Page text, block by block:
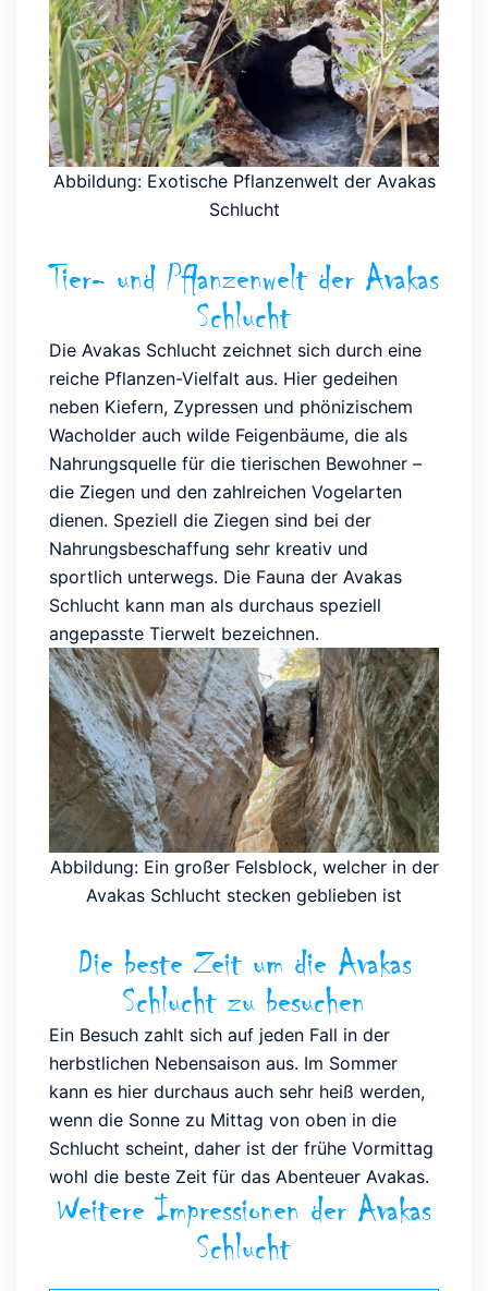
Abbildung: Exotische Pflanzenwelt der Avakas
Schlucht
Tier- und Pflanzenwelt der Avakas
Schlucht
Die Avakas Schlucht zeichnet sich durch eine
reiche Pflanzen-Vielfalt aus. Hier gedeihen
neben Kiefern, Zypressen und phönizischem
Wacholder auch wilde Feigenbäume, die als
Nahrungsquelle für die tierischen Bewohner –
die Ziegen und den zahlreichen Vogelarten
dienen. Speziell die Ziegen sind bei der
Nahrungsbeschaffung sehr kreativ und
sportlich unterwegs. Die Fauna der Avakas
Schlucht kann man als durchaus speziell
angepasste Tierwelt bezeichnen.
Abbildung: Ein großer Felsblock, welcher in der
Avakas Schlucht stecken geblieben ist
Die beste Zeit um die Avakas
Schlucht zu besuchen
Ein Besuch zahlt sich auf jeden Fall in der
herbstlichen Nebensaison aus. Im Sommer
kann es hier durchaus auch sehr heiß werden,
wenn die Sonne zu Mittag von oben in die
Schlucht scheint, daher ist der frühe Vormittag
wohl die beste Zeit für das Abenteuer Avakas.
Weitere Impressionen der Avakas
Schlucht